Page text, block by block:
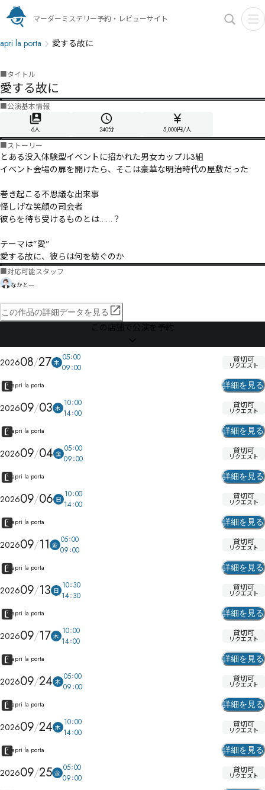
マーダーミステリー予約・レビューサイト
apri la porta 愛する故に
■タイトル
愛する故に
■公演基本情報
6人 240分 5,000円/人
■ストーリー
とある没入体験型イベントに招かれた男女カップル3組
イベント会場の扉を開けたら、そこは豪華な明治時代の屋敷だった
巻き起こる不思議な出来事
怪しげな笑顔の司会者
彼らを待ち受けるものとは……？
テーマは”愛”
愛する故に、彼らは何を紡ぐのか
■対応可能スタッフ
なかとー
この作品の詳細データを見る
この店舗で公演を予約
202608 27 木 05 00
09 00
貸切可
リクエスト
apri la porta 詳細を見る
202609 03 木 10 00
14 00
貸切可
リクエスト
apri la porta 詳細を見る
202609 04 金 05 00
09 00
貸切可
リクエスト
apri la porta 詳細を見る
202609 06 日 10 00
14 00
貸切可
リクエスト
apri la porta 詳細を見る
202609 11 金 05 00
09 00
貸切可
リクエスト
apri la porta 詳細を見る
202609 13 日 10 30
14 30
貸切可
リクエスト
apri la porta 詳細を見る
202609 17 木 10 00
14 00
貸切可
リクエスト
apri la porta 詳細を見る
202609 24 木 05 00
09 00
貸切可
リクエスト
apri la porta 詳細を見る
202609 24 木 10 00
14 00
貸切可
リクエスト
apri la porta 詳細を見る
202609 25 金 05 00
09 00
貸切可
リクエスト